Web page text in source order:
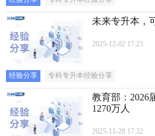
未来专升本，
2025-12-02 17:23
经验分享 专科专升本经验分享
教育部：2026
1270万人
2025-11-28 17:32